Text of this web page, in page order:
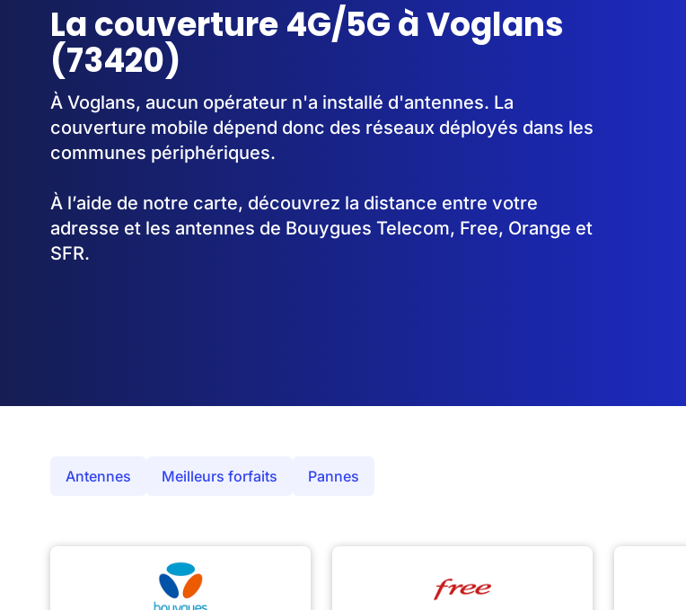
La couverture 4G/5G à Voglans
(73420)
À Voglans, aucun opérateur n'a installé d'antennes. La
couverture mobile dépend donc des réseaux déployés dans les
communes périphériques.
À l’aide de notre carte, découvrez la distance entre votre
adresse et les antennes de Bouygues Telecom, Free, Orange et
SFR.
Antennes Meilleurs forfaits Pannes